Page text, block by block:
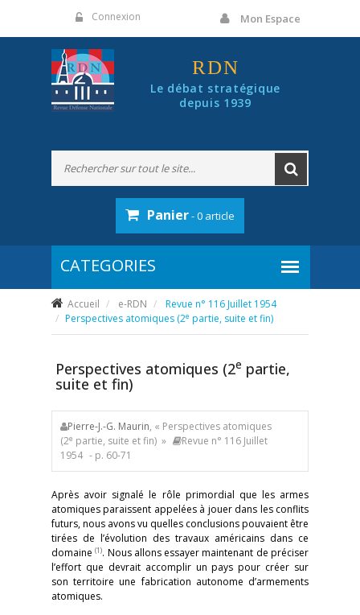
Connexion Mon Espace
RDN
Le débat stratégique
depuis 1939
Panier- 0 article
Accueil e-RDN
Revue n° 116 Juillet 1954
Perspectives atomiques (2e partie, suite et fin)
Perspectives atomiques (2e partie,
suite et fin)
Pierre-J.-G. Maurin, « Perspectives atomiques
(2e partie, suite et fin) »
Revue n° 116 Juillet
1954 - p. 60-71
Après avoir signalé le rôle primordial que les armes
atomiques paraissent appelées à jouer dans les conflits
futurs, nous avons vu quelles conclusions pouvaient être
tirées de l’évolution des travaux américains dans ce
domaine(1). Nous allons essayer maintenant de préciser
l’effort que devrait accomplir un pays pour créer sur
son territoire une fabrication autonome d’armements
atomiques.